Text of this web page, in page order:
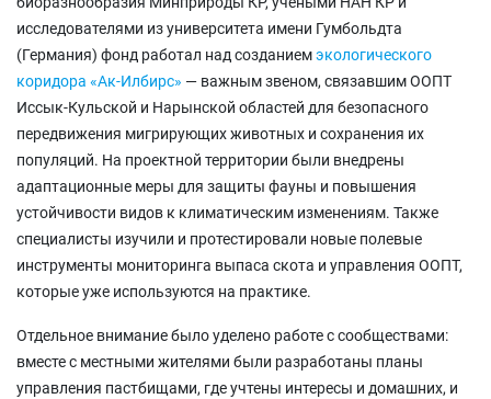
исследователями из университета имени Гумбольдта
(Германия) фонд работал над созданиемэкологического
коридора «Ак-Илбирс» — важным звеном, связавшим ООПТ
Иссык-Кульской и Нарынской областей для безопасного
передвижения мигрирующих животных и сохранения их
популяций. На проектной территории были внедрены
адаптационные меры для защиты фауны и повышения
устойчивости видов к климатическим изменениям. Также
специалисты изучили и протестировали новые полевые
инструменты мониторинга выпаса скота и управления ООПТ,
которые уже используются на практике.
Отдельное внимание было уделено работе с сообществами:
вместе с местными жителями были разработаны планы
управления пастбищами, где учтены интересы и домашних, и